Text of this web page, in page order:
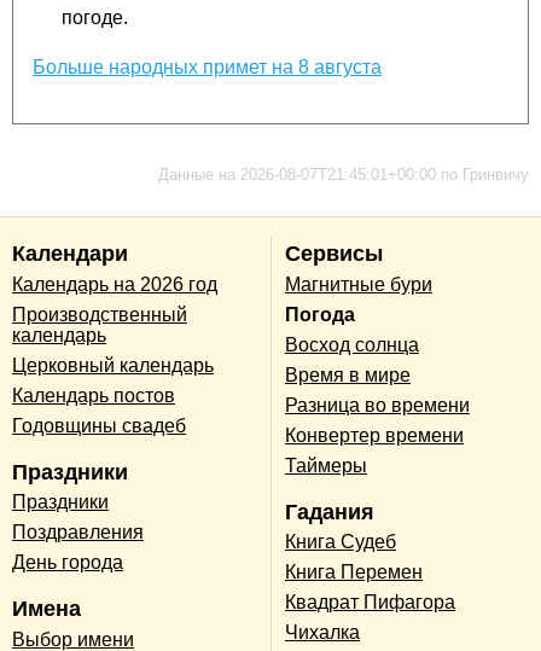
погоде.
Больше народных примет на 8 августа
Данные на 2026-08-07T21:45:01+00:00 по Гринвичу
Календари
Календарь на 2026 год
Производственный
календарь
Церковный календарь
Календарь постов
Годовщины свадеб
Праздники
Праздники
Поздравления
День города
Имена
Выбор имени
Сервисы
Магнитные бури
Погода
Восход солнца
Время в мире
Разница во времени
Конвертер времени
Таймеры
Гадания
Книга Судеб
Книга Перемен
Квадрат Пифагора
Чихалка